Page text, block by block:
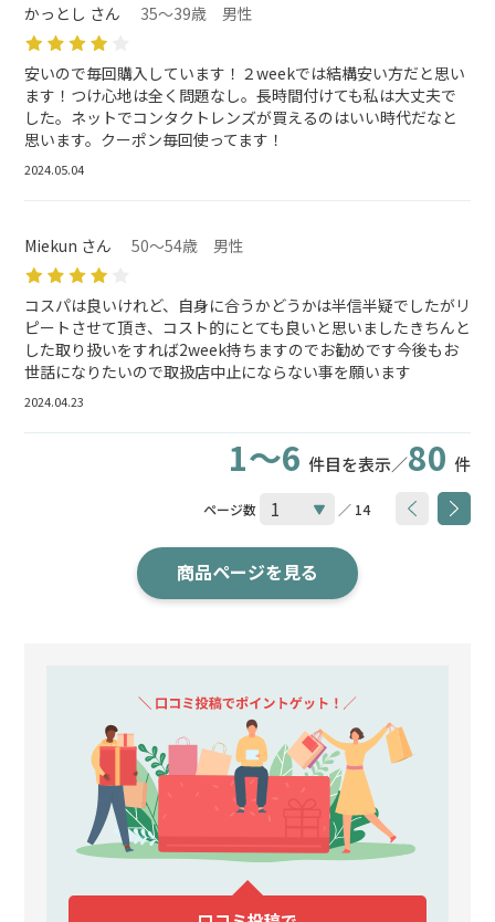
かっとし さん 35～39歳 男性
安いので毎回購入しています！２weekでは結構安い方だと思い
ます！つけ心地は全く問題なし。長時間付けても私は大丈夫で
した。ネットでコンタクトレンズが買えるのはいい時代だなと
思います。クーポン毎回使ってます！
2024.05.04
Miekun さん 50～54歳 男性
コスパは良いけれど、自身に合うかどうかは半信半疑でしたがリ
ピートさせて頂き、コスト的にとても良いと思いましたきちんと
した取り扱いをすれば2week持ちますのでお勧めです今後もお
世話になりたいので取扱店中止にならない事を願います
2024.04.23
1～6 件目を表示／80 件
ページ数 ／ 14
商品ページを見る